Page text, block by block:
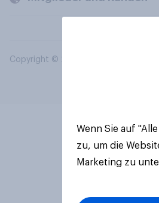
Copyright © 2026 YouGov PLC. Alle
Wenn Sie auf
zu, um die
Marketing zu